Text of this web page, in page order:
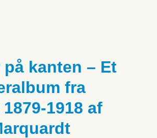
kanten – Et
fra
1918 af